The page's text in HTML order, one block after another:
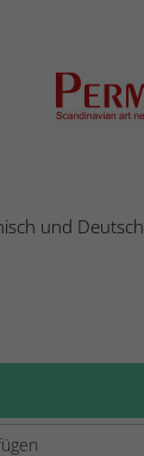
und Deutsch.